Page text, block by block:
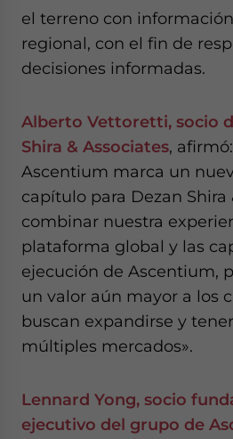
el terreno con
regional, con el fin de
decisiones informadas.
Alberto Vettoretti, socio
Shira & Associates,
Ascentium marca un
capítulo para Dezan Shira
combinar nuestra
plataforma global y las
ejecución de Ascentium,
un valor aún mayor a los
buscan expandirse y
múltiples mercados».
Lennard Yong, socio
ejecutivo del grupo de